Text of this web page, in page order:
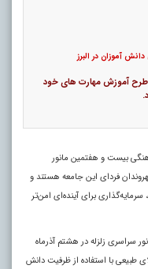
آموزان در البرز
طرح آموزش مهارت های خود
بیست و هفتمین مانور
فردای این جامعه هستند و
برای آینده‌ای امن‌تر
سراسری زلزله در هشتم آذرماه
طبیعی با استفاده از ظرفیت دانش